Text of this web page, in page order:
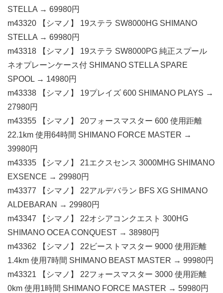
STELLA → 69980円
m43320 【シマノ】 19ステラ SW8000HG SHIMANO
STELLA → 69980円
m43318 【シマノ】 19ステラ SW8000PG 純正スプール
ネオプレーンケース付 SHIMANO STELLA SPARE
SPOOL → 14980円
m43338 【シマノ】 19プレイズ 600 SHIMANO PLAYS →
27980円
m43355 【シマノ】 20フォースマスター 600 使用距離
22.1km 使用64時間 SHIMANO FORCE MASTER →
39980円
m43335 【シマノ】 21エクスセンス 3000MHG SHIMANO
EXSENCE → 29980円
m43377 【シマノ】 22アルデバラン BFS XG SHIMANO
ALDEBARAN → 29980円
m43347 【シマノ】 22オシアコンクエスト 300HG
SHIMANO OCEA CONQUEST → 38980円
m43362 【シマノ】 22ビーストマスター 9000 使用距離
1.4km 使用7時間 SHIMANO BEAST MASTER → 99980円
m43321 【シマノ】 22フォースマスター 3000 使用距離
0km 使用1時間 SHIMANO FORCE MASTER → 59980円